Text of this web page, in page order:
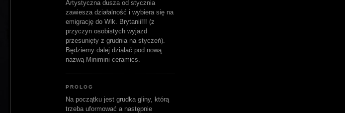
Artystyczna dusza od stycznia
zawiesza działalność i wybiera się na
emigrację do Wlk. Brytanii!!! (z
przyczyn osobistych wyjazd
przesunięty z grudnia na styczeń).
Będziemy dalej działać pod nową
nazwą Minimini ceramics.
PROLOG
Na początku jest grudka gliny, którą
trzeba uformować a następnie